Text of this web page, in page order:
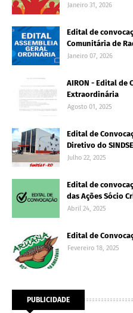
Janeiro 31, 2026
Edital de
Comunitária de
Janeiro 07, 2026
AIRON - Edital de
Extraordinária
Agosto 01, 2025
Edital de
Diretivo do
Julho 22, 2025
Edital de
das Ações Sócio
Abril 24, 2025
Edital de
Fevereiro 18, 2025
PUBLICIDADE